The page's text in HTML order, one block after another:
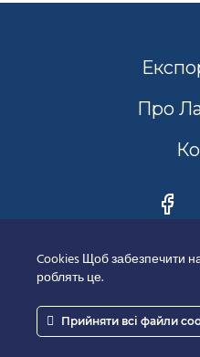
Про
Cookies Щоб забезпечити
роблять це.
Прийняти всі файли